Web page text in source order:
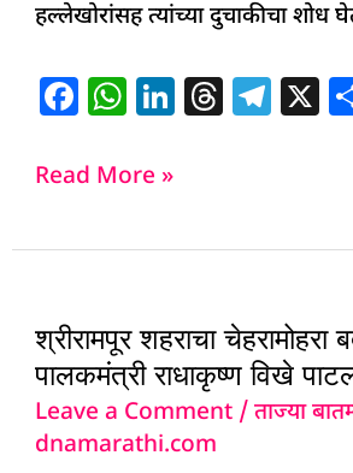
हल्लेखोरांसह त्यांच्या दुचाकीचा शोध
F
c
b
o
k
W
at
A
p
Li
dI
T
d
T
ra
X
Read More »
श्रीरामपूर शहराचा चेहरामोहरा
पालकमंत्री राधाकृष्ण विखे
Leave a Comment /ताज्या
dnamarathi.com
शहराचा
चेहरामोहरा
बदलणार,
पालकमंत्री